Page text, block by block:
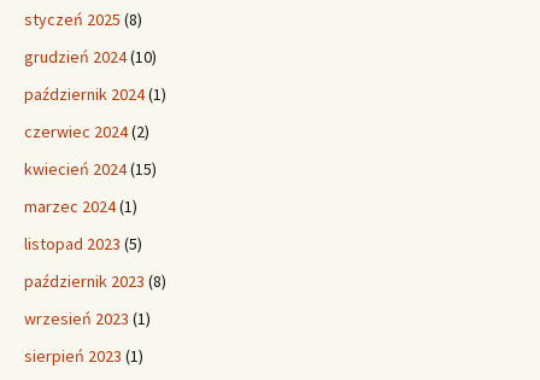
styczeń 2025 (8)
grudzień 2024(10)
październik 2024(1)
czerwiec 2024(2)
kwiecień 2024(15)
marzec 2024(1)
listopad 2023 (5)
październik 2023 (8)
wrzesień 2023 (1)
sierpień 2023 (1)